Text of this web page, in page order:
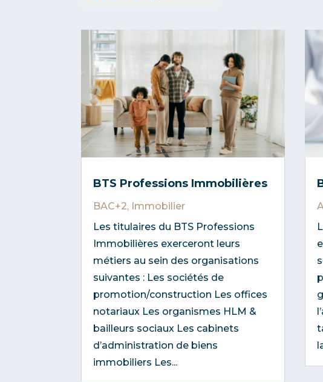
BTS Professions Immobilières
BAC+2, Immobilier
Les titulaires du BTS Professions
Immobilières exerceront leurs
métiers au sein des organisations
suivantes : Les sociétés de
promotion/construction Les offices
notariaux Les organismes HLM &
bailleurs sociaux Les cabinets
d’administration de biens
immobiliers Les...